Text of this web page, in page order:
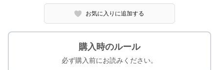
お気に入りに追加する
購入時のルール
必ず購入前にお読みください。